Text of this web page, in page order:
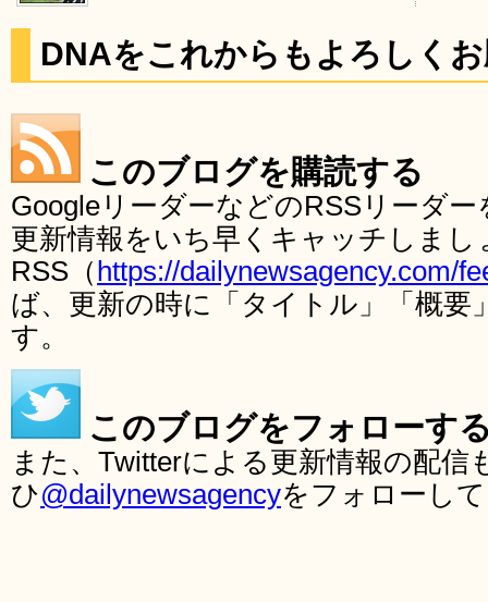
DNAをこれからもよろしく
このブログを購読する
GoogleリーダーなどのRSSリーダ
更新情報をいち早くキャッチしま
RSS（ https://dailynewsagency.com/
ば、更新の時に「タイトル」「概要
す。
このブログをフォローす
また、Twitterによる更新情報の配
ひ@dailynewsagencyをフォローし